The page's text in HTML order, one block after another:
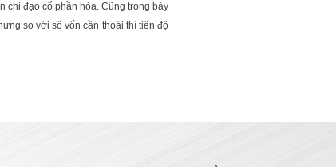
chỉ đạo cổ phần hóa. Cũng trong bảy
so với số vốn cần thoái thì tiến độ